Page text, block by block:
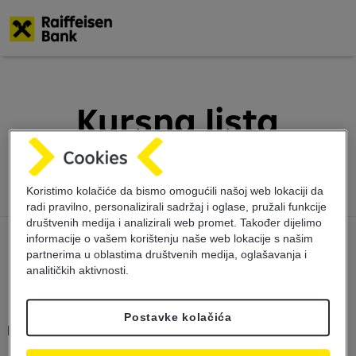
Kursna lista
23.1.2024
Kursna lista
Koristimo kolačiće da bismo omogućili našoj web lokaciji da
radi pravilno, personalizirali sadržaj i oglase, pružali funkcije
društvenih medija i analizirali web promet. Također dijelimo
informacije o vašem korištenju naše web lokacije s našim
partnerima u oblastima društvenih medija, oglašavanja i
analitičkih aktivnosti.
Postavke kolačića